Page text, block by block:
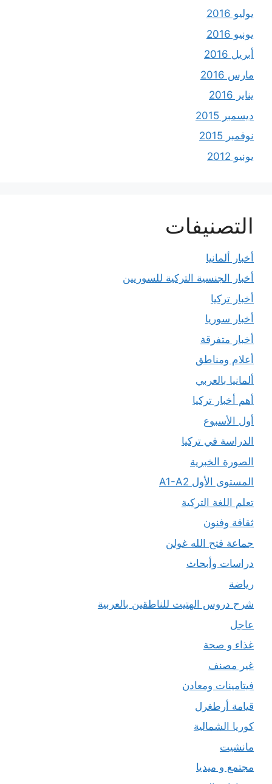
يوليو 2016
يونيو 2016
أبريل 2016
مارس 2016
يناير 2016
ديسمبر 2015
نوفمبر 2015
يونيو 2012
التصنيفات
أخبار ألمانيا
أخبار الجنسية التركية للسوريين
أخبار تركيا
أخبار سوريا
أخبار متفرقة
أعلام ومناطق
ألمانيا بالعربي
أهم أخبار تركيا
أول الأسبوع
الدراسة في تركيا
الصورة الخبرية
المستوى الأول A1-A2
تعلم اللغة التركية
ثقافة وفنون
جماعة فتح الله غولن
دراسات وأبحاث
رياضة
شرح دروس الهتيت للناطقين بالعربية
عاجل
غذاء و صحة
غير مصنف
فيتامينات ومعادن
قيامة أرطغرل
كوريا الشمالية
مانشيت
مجتمع و ميديا